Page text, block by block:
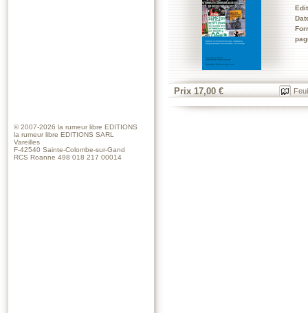
Prix 17,00 €
© 2007-2026 la rumeur libre EDITIONS
la rumeur libre EDITIONS SARL
Vareilles
F-42540 Sainte-Colombe-sur-Gand
RCS Roanne 498 018 217 00014